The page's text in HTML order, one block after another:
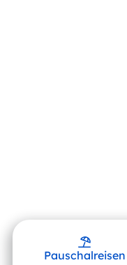
Pauschalreisen